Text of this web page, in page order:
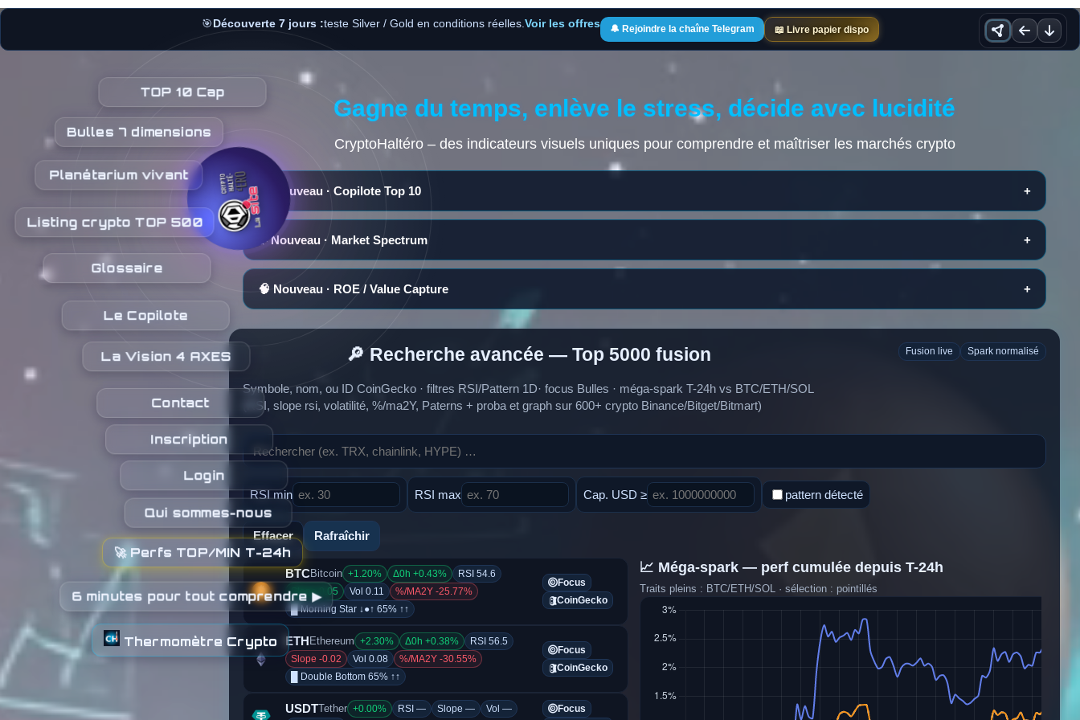
Orbital
Bulles 7 dimensions
TOP 10 Cap
Planétarium vivant
La Vision 4 AXES
Le Copilote
Glossaire
Listing crypto TOP 500
Contact
Inscription
Login
Qui sommes-nous
🚀 Perfs TOP/MIN T-24h
6 minutes pour tout comprendre ▶
Thermomètre Crypto
🎯 Découverte 7 jours :teste Silver / Gold en conditions réelles.Voir les offres 🔔 Rejoindre la chaîne Telegram 📖 Livre papier dispo
Gagne du temps, enlève le stress, décide avec lucidité
CryptoHaltéro – des indicateurs visuels uniques pour comprendre et maîtriser les marchés crypto
🛸 Nouveau · Copilote Top 10 +
✨ Nouveau · Market Spectrum +
🧠 Nouveau · ROE / Value Capture +
🔎 Recherche avancée — Top 5000 fusion
Symbole, nom, ou ID CoinGecko · filtres RSI/Pattern 1D· focus Bulles · méga-spark T-24h vs BTC/ETH/SOL
(RSI, slope rsi, volatilité, %/ma2Y, Paterns + proba et graph sur 600+ crypto Binance/Bitget/Bitmart)
Fusion live Spark normalisé
RSI min RSI max Cap. USD ≥ pattern détecté
Effacer Rafraîchir
BTCBitcoin +1.20% Δ0h +0.43%
RSI 54.6
Slope 0.05
Vol 0.11
%/MA2Y -25.77%
█ Morning Star ↓●↑ 65% ↑↑
Focus
CoinGecko
ETH Ethereum +2.30% Δ0h +0.38%
RSI 56.5
Slope -0.02
Vol 0.08
%/MA2Y -30.55%
█ Double Bottom 65% ↑↑
Focus
CoinGecko
USDTTether +0.00% RSI — Slope —
Vol —
Focus
📈 Méga-spark — perf cumulée depuis T-24h
Traits pleins : BTC/ETH/SOL · sélection : pointillés